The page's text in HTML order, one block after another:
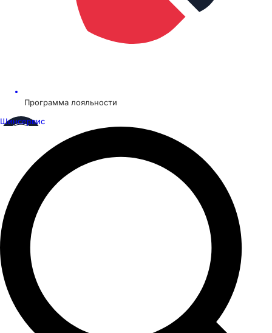
Программа лояльности
Шинсервис